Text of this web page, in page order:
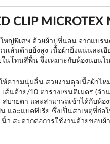
CLIP MICROTEX
ญ่พิเศษ ด้วยผ้าปูที่นอน จากแบรน
นเส้นด้ายยิ่งสูง เนื้อผ้ายิ่งแน่นละ
นโทนสีพื้น จึงเหมาะกับห้องนอน
ให้ความนุ่มลื่น สวยงามดุจเนื้อผ้า
ส้นด้าย/10 ตารางเซนติเมตร (จำ
บายตา และสามารถเข้าได้กับห้อ
ละแบคทีเรีย ซึ่งเป็นสาเหตุที่ก่อใ
ว สะดวกต่อการใช้งานด้วยขอบผ้